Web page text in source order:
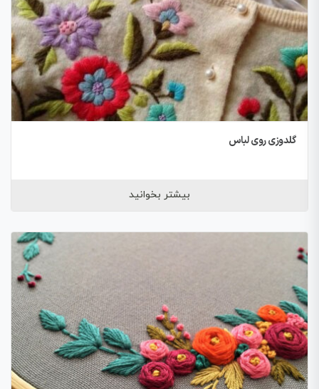
گلدوزی روی لباس
بیشتر بخوانید